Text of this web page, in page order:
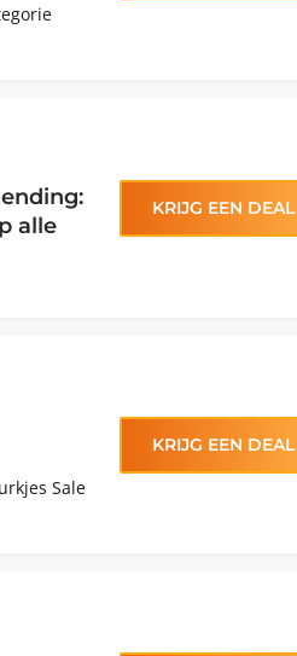
alle
KRIJG EEN DEAL
Sale
KRIJG EEN DEAL